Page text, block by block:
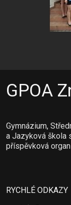
GPOA
Gymnázium,
a Jazyková škola
příspěvková
RYCHLÉ ODKAZY